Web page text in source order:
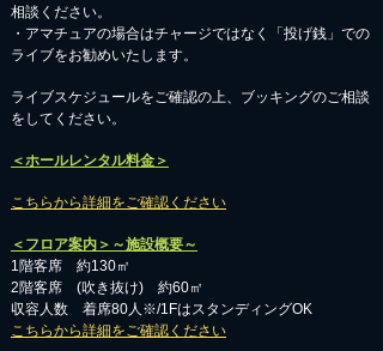
相談ください。
​・アマチュアの場合はチャージではなく「投げ銭」での
ライブをお勧めいたします。
​ライブスケジュールをご確認の上、ブッキングのご相談
をしてください。
＜ホールレンタル料金＞
こちらから詳細をご確認ください
＜フロア案内＞～施設概要～
1階客席 約130㎡
2階客席 (吹き抜け) 約60㎡
収容人数 着席80人※/1FはスタンディングOK
こちらから詳細をご確認ください